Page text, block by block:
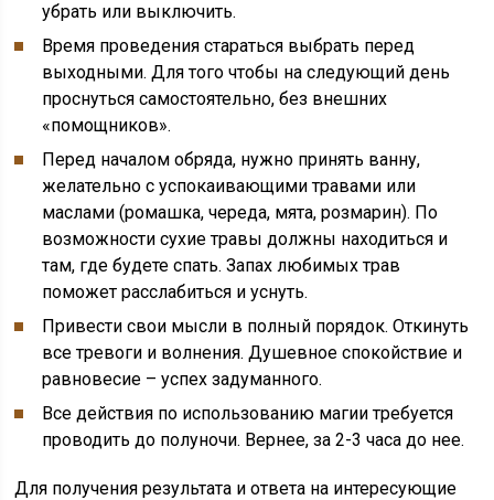
убрать или выключить.
Время проведения стараться выбрать перед
выходными. Для того чтобы на следующий день
проснуться самостоятельно, без внешних
«помощников».
Перед началом обряда, нужно принять ванну,
желательно с успокаивающими травами или
маслами (ромашка, череда, мята, розмарин). По
возможности сухие травы должны находиться и
там, где будете спать. Запах любимых трав
поможет расслабиться и уснуть.
Привести свои мысли в полный порядок. Откинуть
все тревоги и волнения. Душевное спокойствие и
равновесие – успех задуманного.
Все действия по использованию магии требуется
проводить до полуночи. Вернее, за 2-3 часа до нее.
Для получения результата и ответа на интересующие